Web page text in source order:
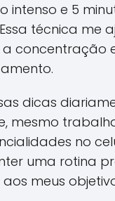
intenso e 5
técnica me
concentração
dicas
mesmo
no
uma rotina
meus